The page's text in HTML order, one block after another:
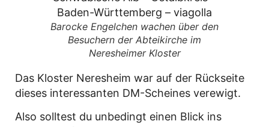
Barocke Engelchen wachen über den
Besuchern der Abteikirche im
Neresheimer Kloster
Das Kloster Neresheim war auf der Rückseite
dieses interessanten DM-Scheines verewigt.
Also solltest du unbedingt einen Blick ins